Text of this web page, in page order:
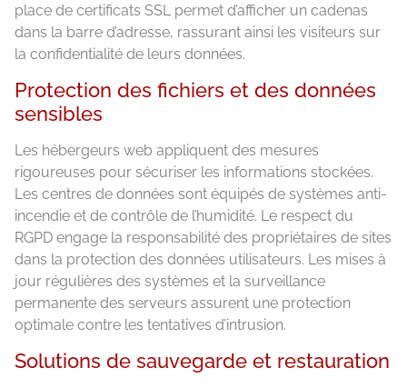
place de certificats SSL permet d’afficher un cadenas
dans la barre d’adresse, rassurant ainsi les visiteurs sur
la confidentialité de leurs données.
Protection des fichiers et des données
sensibles
Les hébergeurs web appliquent des mesures
rigoureuses pour sécuriser les informations stockées.
Les centres de données sont équipés de systèmes anti-
incendie et de contrôle de l’humidité. Le respect du
RGPD engage la responsabilité des propriétaires de sites
dans la protection des données utilisateurs. Les mises à
jour régulières des systèmes et la surveillance
permanente des serveurs assurent une protection
optimale contre les tentatives d’intrusion.
Solutions de sauvegarde et restauration